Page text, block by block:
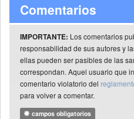
Comentarios
IMPORTANTE: Los comentarios
responsabilidad de sus autores y
ellas pueden ser pasibles de las
correspondan. Aquel usuario que
comentario violatorio del
para volver a comentar.
campos obligatorios